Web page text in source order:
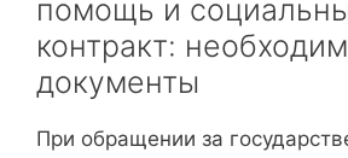
помощь и
контракт:
документы
При обращении за